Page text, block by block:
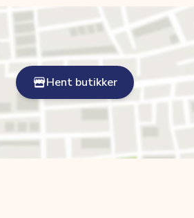
Hent butikker